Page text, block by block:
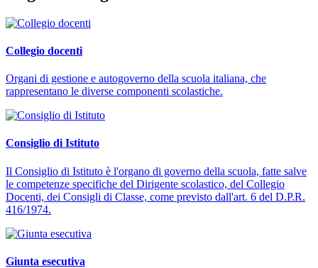
Collegio docenti
Organi di gestione e autogoverno della scuola italiana, che
rappresentano le diverse componenti scolastiche.
Consiglio di Istituto
Il Consiglio di Istituto è l'organo di governo della scuola, fatte salve
le competenze specifiche del Dirigente scolastico, del Collegio
Docenti, dei Consigli di Classe, come previsto dall'art. 6 del D.P.R.
416/1974.
Giunta esecutiva